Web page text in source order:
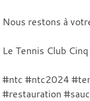
Nous restons à
Le Tennis Club
#ntc #ntc2024
#restauration